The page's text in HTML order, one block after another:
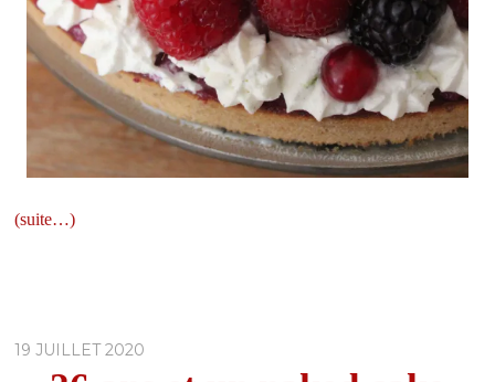
(suite…)
19 JUILLET 2020